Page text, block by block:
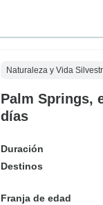
Naturaleza y Vida
Palm Springs,
días
Duración
Destinos
Franja de edad